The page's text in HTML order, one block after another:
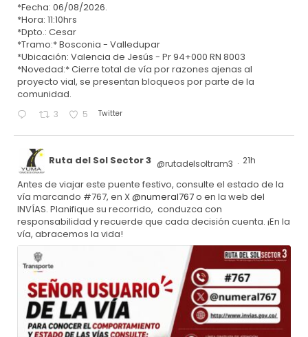
*Fecha: 06/08/2026.
*Hora: 11:10hrs
*Dpto.: Cesar
*Tramo:* Bosconia - Valledupar
*Ubicación: Valencia de Jesús - Pr 94+000 RN 8003
*Novedad:* Cierre total de vía por razones ajenas al
proyecto vial, se presentan bloqueos por parte de la
comunidad.
3 5 Twitter
Ruta del Sol Sector 3 @rutadelsoltram3 · 21h
Antes de viajar este puente festivo, consulte el estado de la
vía marcando #767, en X@numeral767o en la web del
INVÍAS. Planifique su recorrido, conduzca con
responsabilidad y recuerde que cada decisión cuenta. ¡En la
vía, abracemos la vida!